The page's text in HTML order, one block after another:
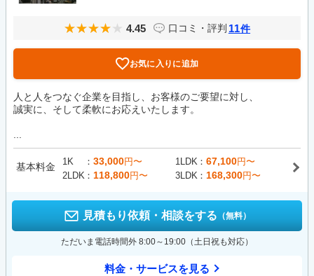
4.45 口コミ・評判 11件
お気に入りに追加
人と人をつなぐ企業を目指し、お客様のご要望に対し、
誠実に、そして柔軟にお応えいたします。
...
基本料金 1K 33,000円〜 1LDK 67,100円〜
2LDK
118,800円〜 3LDK 168,300円〜
見積もり依頼・相談をする （無料）
ただいま電話時間外 8:00～19:00（土日祝も対応）
料金・サービスを見る